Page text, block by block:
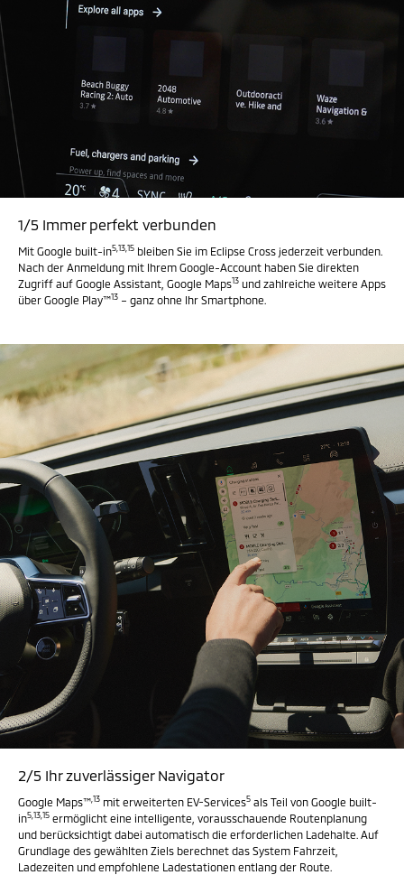
1/5 Immer perfekt verbunden
Mit Google built-in5,13,15 bleiben Sie im Eclipse Cross jederzeit verbunden.
Nach der Anmeldung mit Ihrem Google-Account haben Sie direkten
Zugriff auf Google Assistant, Google Maps13 und zahlreiche weitere Apps
über Google Play™13 – ganz ohne Ihr Smartphone.
2/5 Ihr zuverlässiger Navigator
Google Maps™,13 mit erweiterten EV-Services5 als Teil von Google built-
in5,13,15 ermöglicht eine intelligente, vorausschauende Routenplanung
und berücksichtigt dabei automatisch die erforderlichen Ladehalte. Auf
Grundlage des gewählten Ziels berechnet das System Fahrzeit,
Ladezeiten und empfohlene Ladestationen entlang der Route.